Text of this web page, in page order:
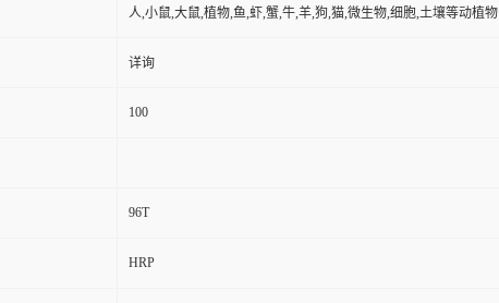
人,小鼠,大鼠,植物,鱼,虾,蟹,牛,羊,狗,猫,微生物,细胞,土壤等动植物
详询
100
96T
HRP